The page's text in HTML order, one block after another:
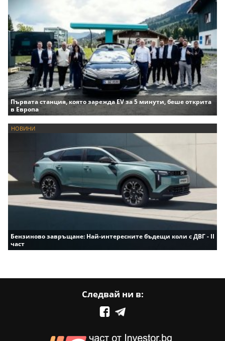
Първата станция, която зарежда EV за 5 минути, беше открита
в Европа
НОВИНИ
Бензиново завръщане: Най-интересните бъдещи коли с ДВГ - II
част
Следвай ни в: